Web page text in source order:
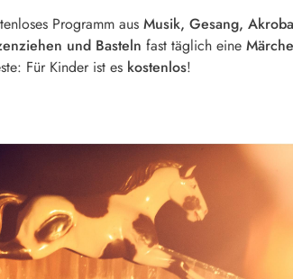
Programm aus Musik, Gesang,
und Basteln fast täglich eine
Für Kinder ist es kostenlos!